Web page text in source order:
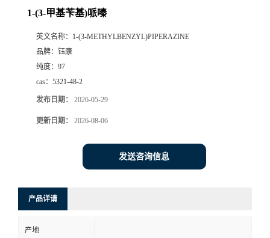
1-(3-甲基苄基)哌嗪
英文名称： 1-(3-METHYLBENZYL)PIPERAZINE
品牌： 钰康
纯度： 97
cas： 5321-48-2
发布日期： 2026-05-29
更新日期： 2026-08-06
发送咨询信息
产品详请
产地